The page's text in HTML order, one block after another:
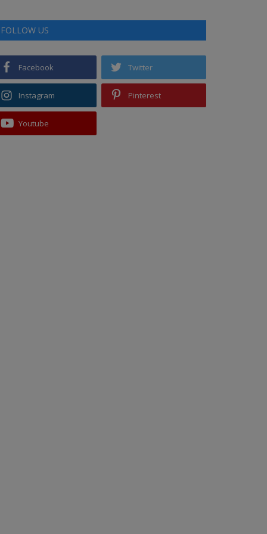
FOLLOW US
Facebook Twitter
Instagram Pinterest
Youtube